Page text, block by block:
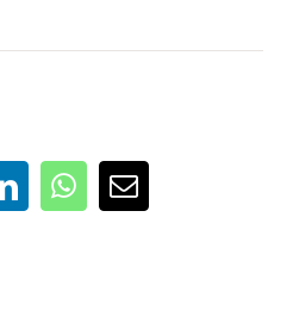
LinkedInWhatsApp
E-